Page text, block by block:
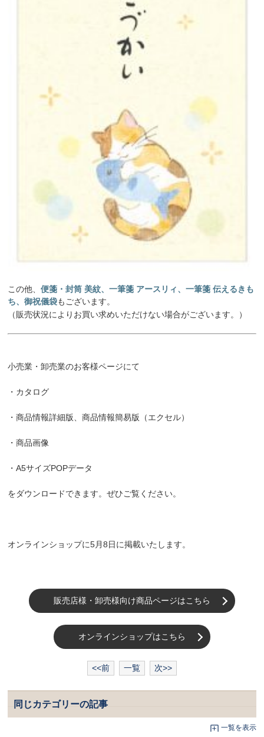
この他、便箋・封筒 美紋、一筆箋 アースリィ、一筆箋 伝えるきも
ち、御祝儀袋もございます。
（販売状況によりお買い求めいただけない場合がございます。）
小売業・卸売業のお客様ページにて
・カタログ
・商品情報詳細版、商品情報簡易版（エクセル）
・商品画像
・A5サイズPOPデータ
をダウンロードできます。ぜひご覧ください。
オンラインショップに5月8日に掲載いたします。
販売店様・卸売様向け商品ページはこちら
オンラインショップはこちら
<<前 一覧 次>>
同じカテゴリーの記事
一覧を表示